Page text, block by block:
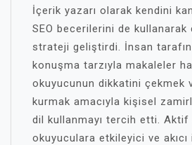
İçerik yazarı olarak kendini
SEO becerilerini de kullanarak
strateji geliştirdi. İnsan
konuşma tarzıyla makaleler
okuyucunun dikkatini çekmek
kurmak amacıyla kişisel
dil kullanmayı tercih etti. Aktif
okuyuculara etkileyici ve akıcı